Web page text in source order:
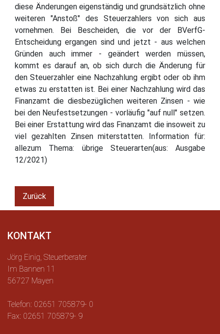
diese Änderungen eigenständig und grundsätzlich ohne
weiteren "Anstoß" des Steuerzahlers von sich aus
vornehmen. Bei Bescheiden, die vor der BVerfG-
Entscheidung ergangen sind und jetzt - aus welchen
Gründen auch immer - geändert werden müssen,
kommt es darauf an, ob sich durch die Änderung für
den Steuerzahler eine Nachzahlung ergibt oder ob ihm
etwas zu erstatten ist. Bei einer Nachzahlung wird das
Finanzamt die diesbezüglichen weiteren Zinsen - wie
bei den Neufestsetzungen - vorläufig "auf null" setzen.
Bei einer Erstattung wird das Finanzamt die insoweit zu
viel gezahlten Zinsen miterstatten. Information für:
allezum Thema: übrige Steuerarten(aus: Ausgabe
12/2021)
Zurück
KONTAKT
Jörg Einig, Steuerberater
Im Bannen 11
56727 Mayen
Telefon: 02651 705879- 0
Fax: 02651 705879- 9